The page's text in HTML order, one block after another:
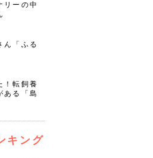
リーの中
ん「ふる
！転飼養
ある「島
キング